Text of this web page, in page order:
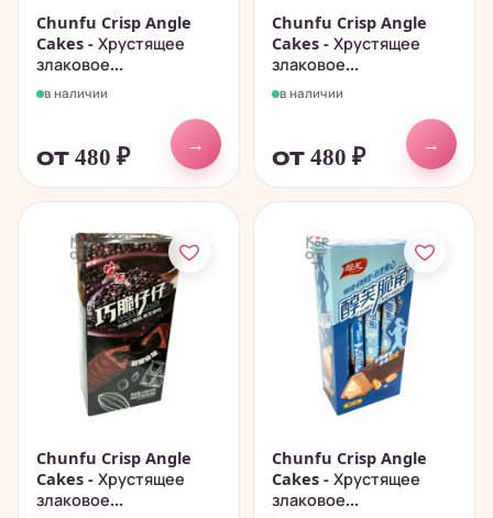
Chunfu Crisp Angle
Cakes - Хрустящее
злаковое...
в наличии
от 480 ₽
→
Chunfu Crisp Angle
Cakes - Хрустящее
злаковое...
в наличии
от 480 ₽
→
Chunfu Crisp Angle
Cakes - Хрустящее
злаковое...
Chunfu Crisp Angle
Cakes - Хрустящее
злаковое...